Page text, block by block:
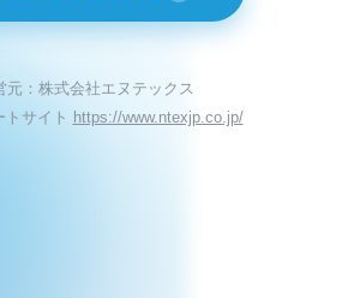
元：株式会社エヌテックス
トサイト https://www.ntexjp.co.jp/